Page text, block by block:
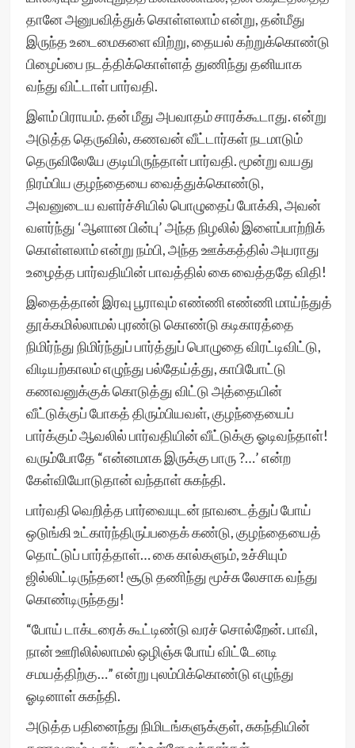
தானே அனுபவித்துக் கொள்ளலாம் என்று, தன்மீது
இருந்த உடைமைகளை விற்று, தையல் கற்றுக்கொண்டு
பிழைப்பை நடத்திக்கொள்ளத் துணிந்து தனியாக
வந்து விட்டாள் பார்வதி.
இளம் பிராயம். தன் மீது அபவாதம் சாரக்கூடாது. என்று
அடுத்த தெருவில், கணவன் வீட்டார்கள் நடமாடும்
தெருவிலேயே குடியிருந்தாள் பார்வதி. மூன்று வயது
நிரம்பிய குழந்தையை வைத்துக்கொண்டு,
அவனுடைய வளர்ச்சியில் பொழுதைப் போக்கி, அவன்
வளர்ந்து ‘ஆளான பின்பு’ அந்த நிழலில் இளைப்பாற்றிக்
கொள்ளலாம் என்று நம்பி, அந்த ஊக்கத்தில் அயராது
உழைத்த பார்வதியின் பாவத்தில் கை வைத்ததே விதி!
இதைத்தான் இரவு பூராவும் எண்ணி எண்ணி மாய்ந்துத்
தூக்கமில்லாமல் புரண்டு கொண்டு கடிகாரத்தை
நிமிர்ந்து நிமிர்ந்துப் பார்த்துப் பொழுதை விரட்டிவிட்டு,
விடியற்காலம் எழுந்து பல்தேய்த்து, காபிபோட்டு
கணவனுக்குக் கொடுத்து விட்டு அத்தையின்
வீட்டுக்குப் போகத் திரும்பியவள், குழந்தையைப்
பார்க்கும் ஆவலில் பார்வதியின் வீட்டுக்கு ஓடிவந்தாள்!
வரும்போதே “என்னமாக இருக்கு பாரு ?…’ என்ற
கேள்வியோடுதான் வந்தாள் சுகந்தி.
பார்வதி வெறித்த பார்வையுடன் நாவடைத்துப் போய்
ஒடுங்கி உட்கார்ந்திருப்பதைக் கண்டு, குழந்தையைத்
தொட்டுப் பார்த்தாள்… கை கால்களும், உச்சியும்
ஜில்லிட்டிருந்தன! சூடு தணிந்து மூச்சு லேசாக வந்து
கொண்டிருந்தது!
“போய் டாக்டரைக் கூட்டிண்டு வரச் சொல்றேன். பாவி,
நான் ஊரிலில்லாமல் ஒழிஞ்சு போய் விட்டேனடி
சமயத்திற்கு…” என்று புலம்பிக்கொண்டு எழுந்து
ஓடினாள் சுகந்தி.
அடுத்த பதினைந்து நிமிடங்களுக்குள், சுகந்தியின்